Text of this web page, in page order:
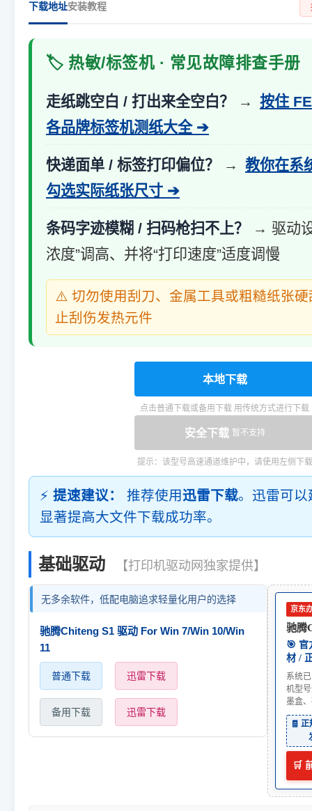
下载地址安装教程
🏷️ 热敏/标签机 · 常见故障排查手册
走纸跳空白 / 打出来全空白？ →
按住
各品牌标签机测纸大全 ➔
快递面单 / 标签打印偏位？ →
教你在系
勾选实际纸张尺寸 ➔
条码字迹模糊 / 扫码枪扫不上？
→ 驱动
浓度”调高、并将“打印速度”适度调慢
⚠️ 切勿使用刮刀、金属工具或粗糙纸张
止刮伤发热元件
本地下载
点击普通下载或备用下载 用传统方式进行下载
安全下载 暂不支持
提示：该型号高速通道维护中，请使用左侧下载
⚡ 提速建议： 推荐使用迅雷下载。迅雷可
显著提高大文件下载成功率。
基础驱动 【打印机驱动网独家提供】
无多余软件，低配电脑追求轻量化用户的选择
驰腾Chiteng S1 驱动 For Win 7/Win 10/Win
11
普通下载 迅雷下载
备用下载 迅雷下载
京东
驰腾
🎯 官
材 /
系统
机型
墨盒
🧾
🛒